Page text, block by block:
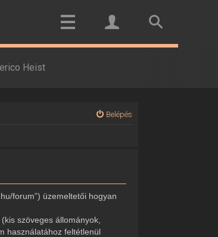
Heist
Belépés
forum”) üzemeltetői hogyan
szöveges állományok,
használatához feltétlenül